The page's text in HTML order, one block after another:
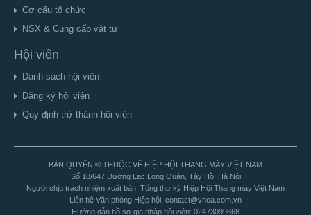
Cơ cấu tổ chức
NSX & Cung cấp vật tư
Hội viên
Danh sách hội viên
Đăng ký hội viên
Quy định trở thành hội viên
BẢN QUYỀN © THUỘC VỀ HIỆP HỘI THANG MÁY VIỆT NAM
Số 18/647 Đường Lạc Long Quân, Tây Hồ, Hà Nội
Người chịu trách nhiệm xuất bản: Tổng thư ký Hiệp Hội Thang máy Việt Nam
Liên hệ Văn phòng Hiệp hội: contact@vnea.com.vn
Hướng dẫn hồ sơ gia nhập hội viên: 02473099868